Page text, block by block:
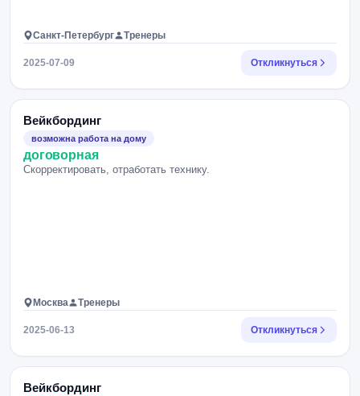
Санкт-Петербург Тренеры
2025-07-09 Откликнуться
Вейкбординг
возможна работа на дому
договорная
Скорректировать, отработать технику.
Москва Тренеры
2025-06-13 Откликнуться
Вейкбординг